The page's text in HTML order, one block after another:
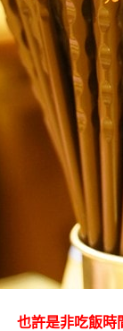
也許是非吃飯時